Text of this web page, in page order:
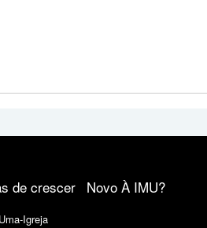
de crescer
Igreja
Novo À IMU?